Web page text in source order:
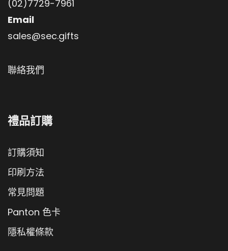
(02)7729-7961
Email
sales@sec.gifts
聯絡我們
禮品訂購
訂購須知
印刷方法
常見問題
Panton 色卡
隱私權條款